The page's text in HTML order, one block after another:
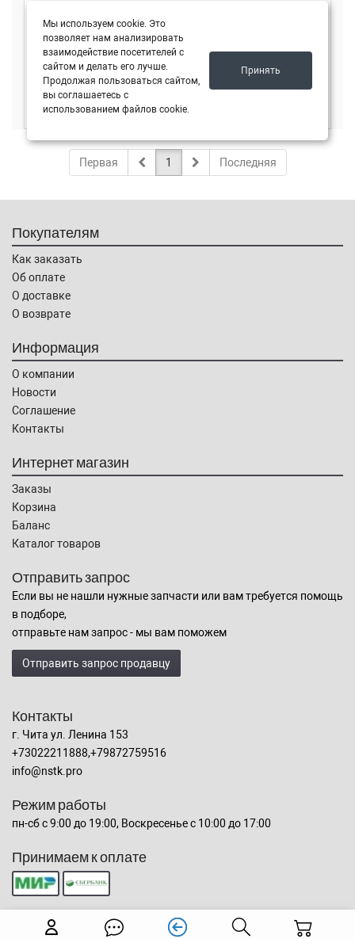
Склад №1
4 040₽ Все цены
- + В корзину
Первая 1 Последняя
Покупателям
Как заказать
Об оплате
О доставке
О возврате
Информация
О компании
Новости
Соглашение
Контакты
Интернет магазин
Заказы
Корзина
Баланс
Каталог товаров
Отправить запрос
Если вы не нашли нужные запчасти или вам требуется помощь
в подборе,
отправьте нам запрос - мы вам поможем
Отправить запрос продавцу
Контакты
г. Чита ул. Ленина 153
+73022211888,+79872759516
info@nstk.pro
Режим работы
пн-сб с 9:00 до 19:00, Воскресенье с 10:00 до 17:00
Принимаем к оплате
Мы используем cookie. Это
позволяет нам анализировать
взаимодействие посетителей с
сайтом и делать его лучше.
Продолжая пользоваться сайтом,
вы соглашаетесь с
использованием файлов cookie.
Принять